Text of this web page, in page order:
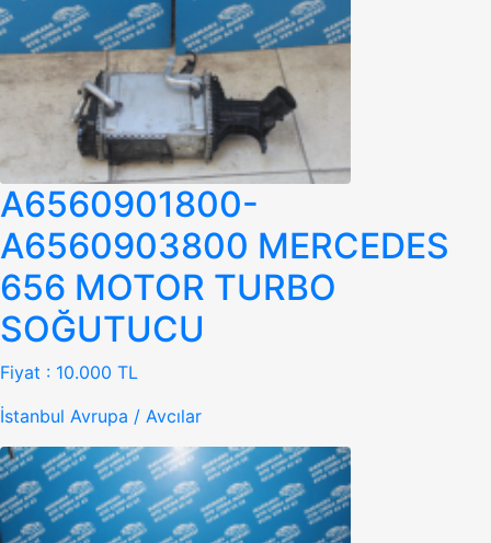
A6560901800-
A6560903800 MERCEDES
656 MOTOR TURBO
SOĞUTUCU
Fiyat : 10.000 TL
İstanbul Avrupa / Avcılar